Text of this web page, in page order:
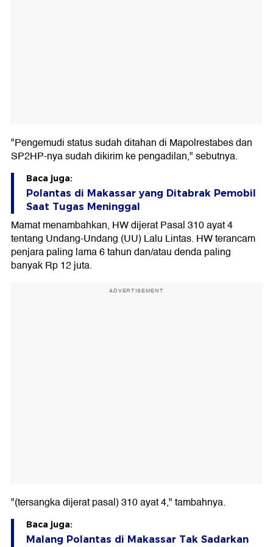
"Pengemudi status sudah ditahan di Mapolrestabes dan
SP2HP-nya sudah dikirim ke pengadilan," sebutnya.
Baca juga:
Polantas di Makassar yang Ditabrak Pemobil
Saat Tugas Meninggal
Mamat menambahkan, HW dijerat Pasal 310 ayat 4
tentang Undang-Undang (UU) Lalu Lintas. HW terancam
penjara paling lama 6 tahun dan/atau denda paling
banyak Rp 12 juta.
ADVERTISEMENT
"(tersangka dijerat pasal) 310 ayat 4," tambahnya.
Baca juga:
Malang Polantas di Makassar Tak Sadarkan